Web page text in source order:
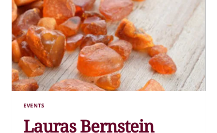
EVENTS
Lauras Bernstein